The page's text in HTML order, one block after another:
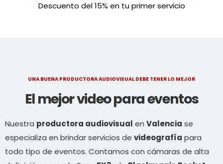
Descuento del 15% en tu primer servicio
UNA BUENA PRODUCTORA AUDIOVISUAL DEBE TENER LO MEJOR
El mejor video para eventos
Nuestra productora audiovisual en Valencia se
especializa en brindar servicios de videografía para
todo tipo de eventos. Contamos con cámaras de alta